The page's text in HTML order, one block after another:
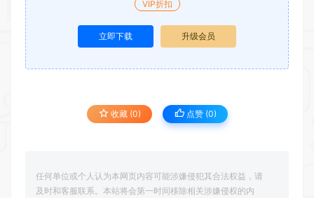
VIP折扣
立即下载 升级会员
收藏 (0) 点赞 (0)
任何单位或个人认为本网页内容可能涉嫌侵犯其合法权益，请
及时和客服联系。本站将会第一时间移除相关涉嫌侵权的内